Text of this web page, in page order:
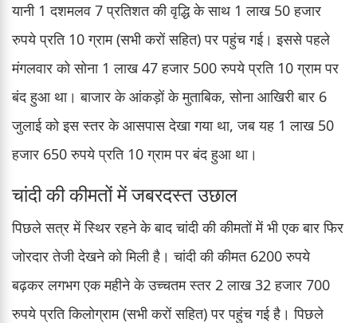
यानी 1 दशमलव 7 प्रतिशत की वृद्धि के साथ 1 लाख 50 हजार
रुपये प्रति 10 ग्राम (सभी करों सहित) पर पहुंच गई। इससे पहले
मंगलवार को सोना 1 लाख 47 हजार 500 रुपये प्रति 10 ग्राम पर
बंद हुआ था। बाजार के आंकड़ों के मुताबिक, सोना आखिरी बार 6
जुलाई को इस स्तर के आसपास देखा गया था, जब यह 1 लाख 50
हजार 650 रुपये प्रति 10 ग्राम पर बंद हुआ था।
चांदी की कीमतों में जबरदस्त उछाल
पिछले सत्र में स्थिर रहने के बाद चांदी की कीमतों में भी एक बार फिर
जोरदार तेजी देखने को मिली है। चांदी की कीमत 6200 रुपये
बढ़कर लगभग एक महीने के उच्चतम स्तर 2 लाख 32 हजार 700
रुपये प्रति किलोग्राम (सभी करों सहित) पर पहुंच गई है। पिछले